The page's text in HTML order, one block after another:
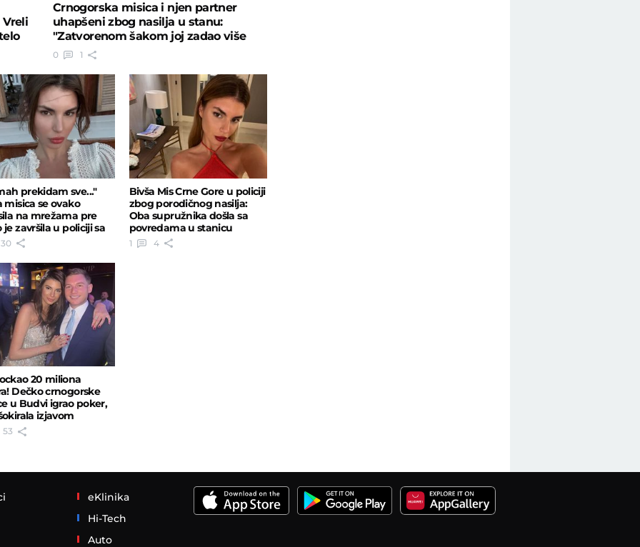
Vreli
Crnogorska misica i njen partner
uhapšeni zbog nasilja u stanu:
"Zatvorenom šakom joj zadao više
udaraca"
0 1
prekidam sve..."
misica se ovako
na mrežama pre
je završila u policiji sa
30
Bivša Mis Crne Gore u policiji
zbog porodičnog nasilja:
Oba supružnika došla sa
povredama u stanicu
1 4
20 miliona
Dečko crnogorske
u Budvi igrao poker,
izjavom
53
eKlinika
Hi-Tech
Auto